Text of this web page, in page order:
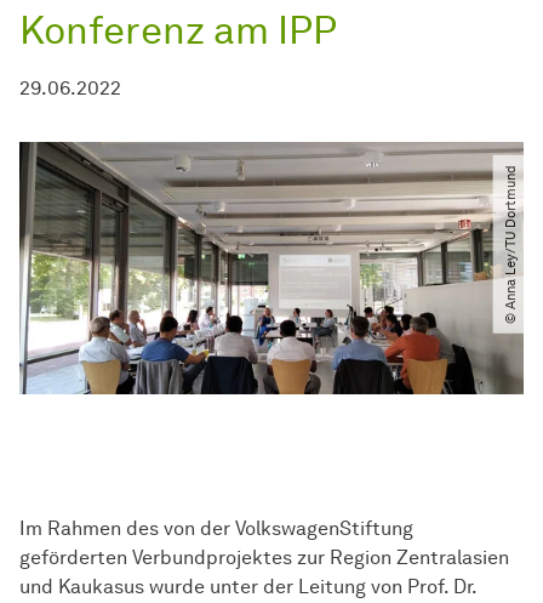
Konferenz am IPP
29.06.2022
© Anna Ley​/​TU Dortmund
Im Rahmen des von der VolkswagenStiftung
geförderten Verbundprojektes zur Region Zentralasien
und Kaukasus wurde unter der Leitung von Prof. Dr.